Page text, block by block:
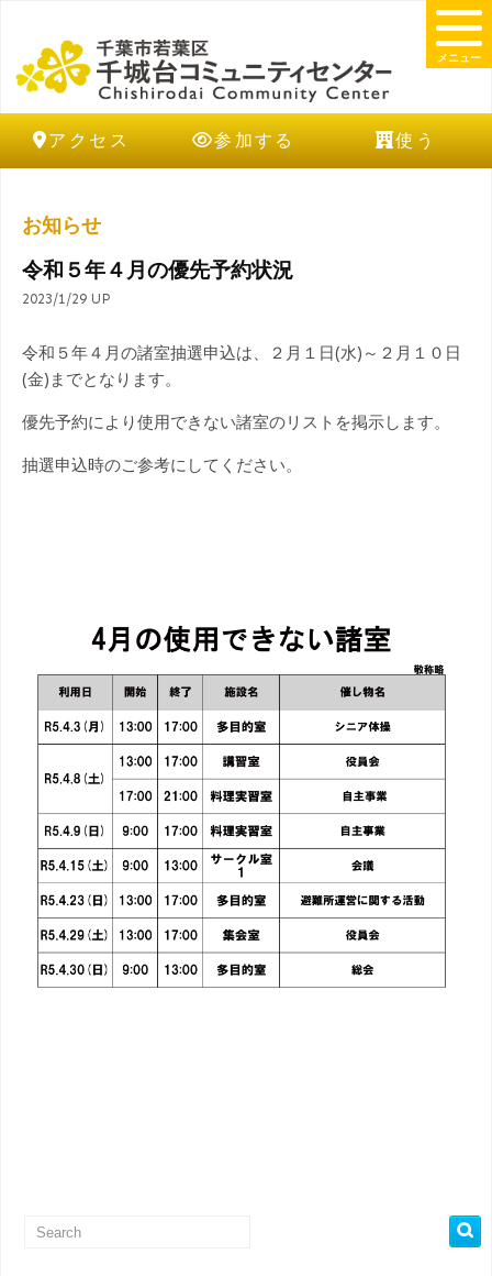
アクセス 参加する 使う
メニュー
お知らせ
令和５年４月の優先予約状況
2023/1/29 UP
令和５年４月の諸室抽選申込は、２月１日(水)～２月１０日
(金)までとなります。
優先予約により使用できない諸室のリストを掲示します。
抽選申込時のご参考にしてください。